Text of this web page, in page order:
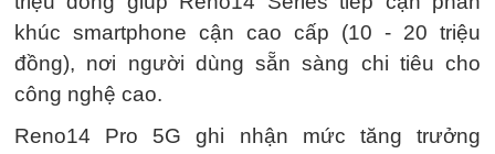
khúc smartphone cận cao cấp (10 - 20 triệu
đồng), nơi người dùng sẵn sàng chi tiêu cho
công nghệ cao.
Reno14 Pro 5G ghi nhận mức tăng trưởng